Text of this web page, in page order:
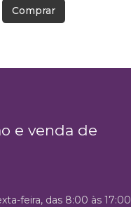
Comprar
e venda de
feira, das 8:00 às 17:00